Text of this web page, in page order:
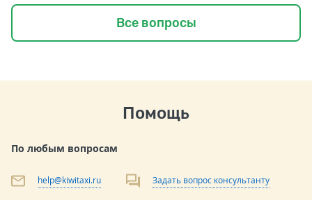
Все вопросы
Помощь
По любым вопросам
help@kiwitaxi.ru Задать вопрос консультанту